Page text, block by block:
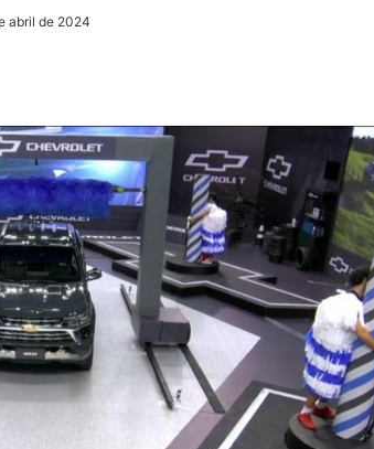
abril de 2024